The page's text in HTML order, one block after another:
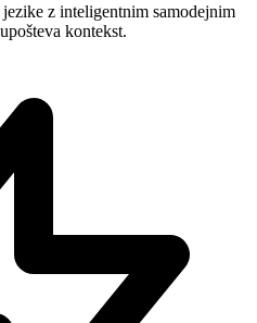
z inteligentnim samodejnim
kontekst.